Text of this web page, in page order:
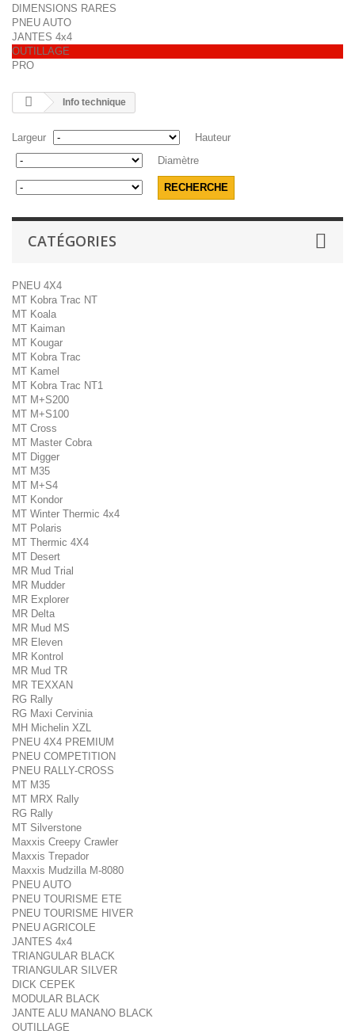
DIMENSIONS RARES
PNEU AUTO
JANTES 4x4
OUTILLAGE
PRO
Info technique
Largeur
Hauteur
Diamètre
CATÉGORIES
PNEU 4X4
MT Kobra Trac NT
MT Koala
MT Kaiman
MT Kougar
MT Kobra Trac
MT Kamel
MT Kobra Trac NT1
MT M+S200
MT M+S100
MT Cross
MT Master Cobra
MT Digger
MT M35
MT M+S4
MT Kondor
MT Winter Thermic 4x4
MT Polaris
MT Thermic 4X4
MT Desert
MR Mud Trial
MR Mudder
MR Explorer
MR Delta
MR Mud MS
MR Eleven
MR Kontrol
MR Mud TR
MR TEXXAN
RG Rally
RG Maxi Cervinia
MH Michelin XZL
PNEU 4X4 PREMIUM
PNEU COMPETITION
PNEU RALLY-CROSS
MT M35
MT MRX Rally
RG Rally
MT Silverstone
Maxxis Creepy Crawler
Maxxis Trepador
Maxxis Mudzilla M-8080
PNEU AUTO
PNEU TOURISME ETE
PNEU TOURISME HIVER
PNEU AGRICOLE
JANTES 4x4
TRIANGULAR BLACK
TRIANGULAR SILVER
DICK CEPEK
MODULAR BLACK
JANTE ALU MANANO BLACK
OUTILLAGE